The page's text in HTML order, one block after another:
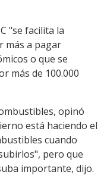
"se facilita la
más a pagar
o que se
más de 100.000
opinó
está haciendo el
cuando
pero que
importante, dijo.